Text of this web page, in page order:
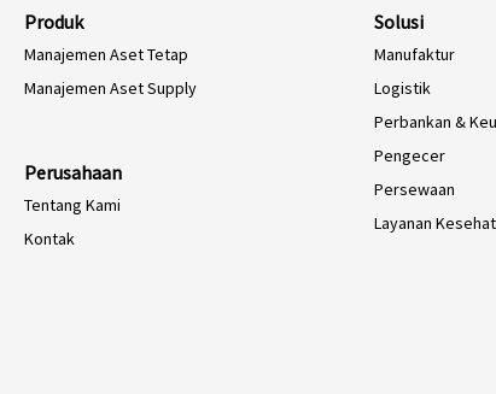
Produk
Manajemen Aset Tetap
Manajemen Aset Supply
Perusahaan
Tentang Kami
Kontak
Solusi
Manufaktur
Logistik
Perbankan &
Pengecer
Persewaan
Layanan